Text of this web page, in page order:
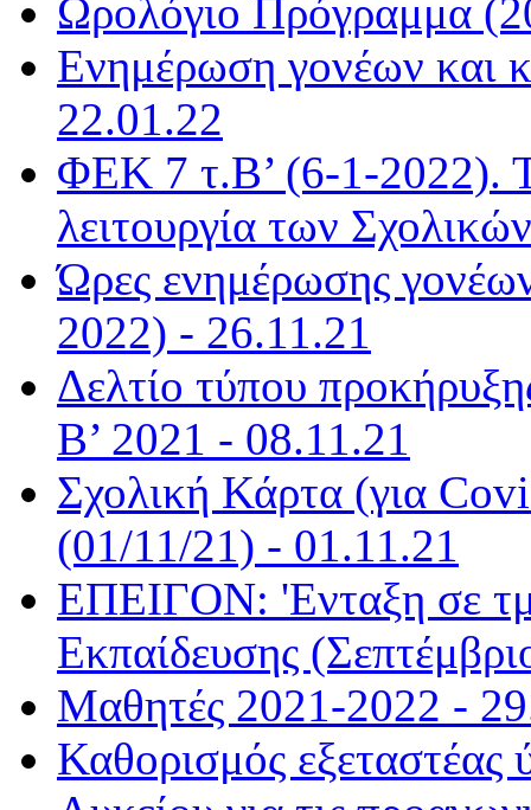
Ωρολόγιο Πρόγραμμα
Ενημέρωση γονέων και
22.01.22
ΦΕΚ 7 τ.Β’ (6-1-2022).
λειτουργία των
Ώρες ενημέρωσης
2022) - 26.11.21
Δελτίο τύπου
Β’ 2021 - 08.11.21
Σχολική Κάρτα (για
(01/11/21) - 01.11.21
ΕΠΕΙΓΟΝ: 'Ενταξη σε
Εκπαίδευσης
Μαθητές 2021-2022 -
Καθορισμός